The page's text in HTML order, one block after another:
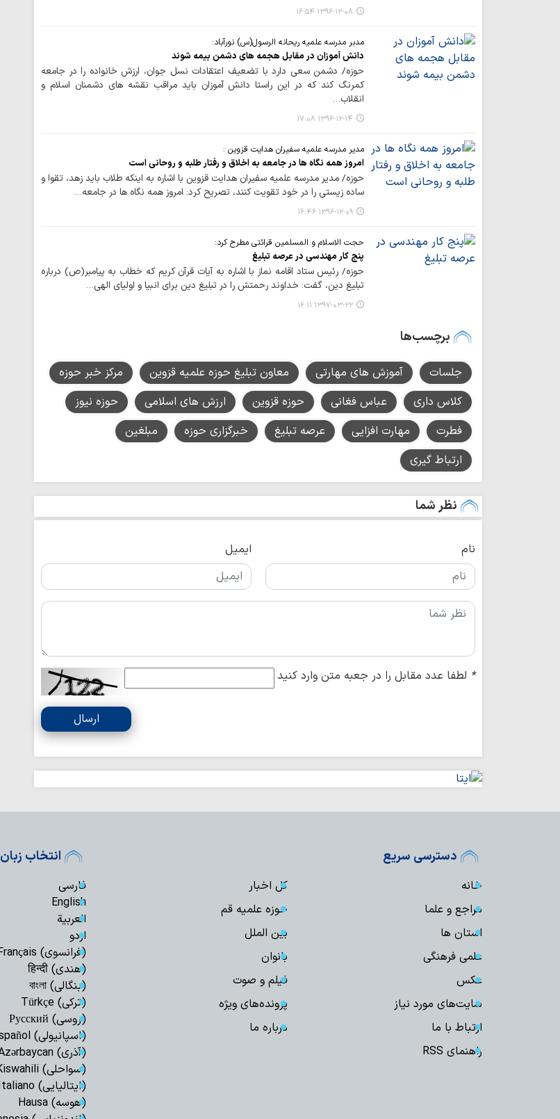
۱۳۹۶-۱۲-۰۸ ۱۶:۵۴
مدبر مدرسه علمیه ریحانه الرسول(س) نورآباد:
دانش آموزان در مقابل هجمه های دشمن بیمه شوند
حوزه/ دشمن سعی دارد با تضعیف اعتقادات نسل جوان، ارزش خانواده را در جامعه
کمرنگ کند که در این راستا دانش آموزان باید مراقب نقشه های دشمنان اسلام و
انقلاب…
۱۳۹۶-۱۲-۱۴ ۱۷:۰۸
مدیر مدرسه علمیه سفیران هدایت قزوین :
امروز همه نگاه ها در جامعه به اخلاق و رفتار طلبه و روحانی است
حوزه/ مدیر مدرسه علمیه سفیران هدایت قزوین با اشاره به اینکه طلاب باید زهد، تقوا و
ساده زیستی را در خود تقویت کنند، تصریح کرد: امروز همه نگاه ها در جامعه…
۱۳۹۶-۱۲-۰۹ ۱۶:۴۶
حجت الاسلام و المسلمین قرائتی مطرح کرد:
پنج کار مهندسی در عرصه تبلیغ
حوزه/ رئیس ستاد اقامه نماز با اشاره به آیات قرآن کریم که خطاب به پیامبر(ص) درباره
تبلیغ دین، گفت: خداوند رحمتش را در تبلیغ دین برای انبیا و اولیای الهی…
۱۳۹۷-۰۳-۲۲ ۱۶:۱۱
برچسب‌ها
جلسات آموزش های مهارتی معاون تبلیغ حوزه علمیه قزوین
مرکز خبر حوزه
کلاس داری
عباس فغانی حوزه قزوین ارزش های اسلامی
حوزه نیوز
فطرت
مهارت افزایی عرصه تبلیغ خبرگزاری حوزه
مبلغین
ارتباط گیری
نظر شما
نام ایمیل
* لطفا عدد مقابل را در جعبه متن وارد کنید
ارسال
دسترسی سریع
خانه
کل اخبار
مراجع و علما
حوزه علمیه قم
استان ها
بین الملل
علمی فرهنگی
بانوان
عکس
فیلم و صوت
سایت‌های مورد نیاز
پرونده‌های ویژه
ارتباط با ما
درباره ما
راهنمای RSS
انتخاب زبان
فارسی
English
العربیة
اردو
(فرانسوی) Français
(هندی) हिन्दी
(بنگالی) বাংলা
(ترکی) Türkçe
(روسی) Русский
(اسپانیولی) Español
(آذری) Azərbaycan
(سواحلی) Kiswahili
(ایتالیایی) Italiano
(هوسه) Hausa